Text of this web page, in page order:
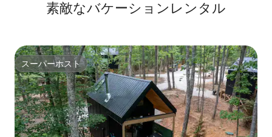
素⁠敵⁠なバ⁠ケ⁠ー⁠シ⁠ョ⁠ン⁠レ⁠ン⁠タ⁠ル
スーパーホスト
スーパーホスト